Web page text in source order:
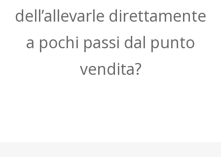
dell’allevarle direttamente
a pochi passi dal punto
vendita?